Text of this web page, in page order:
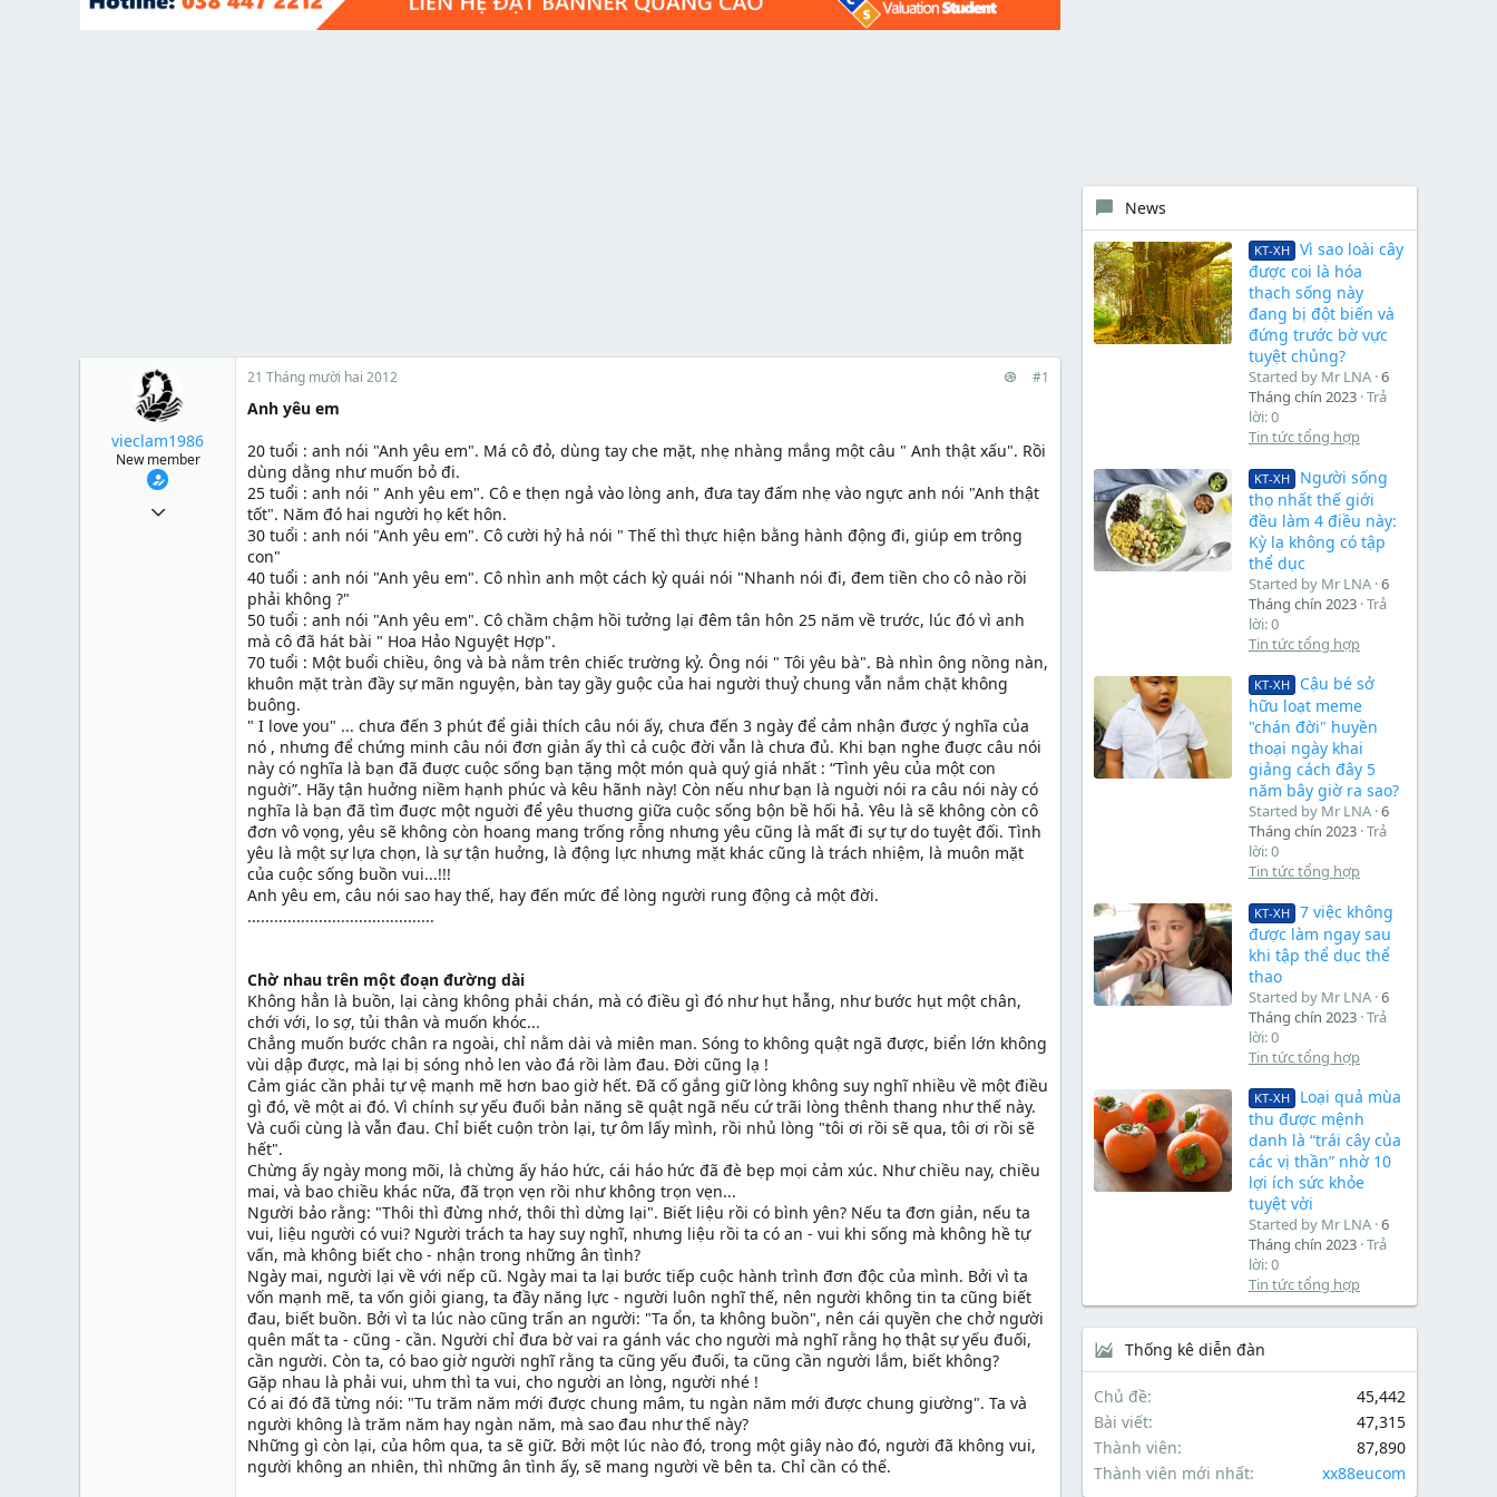
t
vieclam1986
New member
21 Tháng mười hai 2012 #1
Anh yêu em
20 tuổi : anh nói "Anh yêu em". Má cô đỏ, dùng tay che mặt, nhẹ nhàng mắng một câu " Anh thật xấu". Rồi
dùng dằng như muốn bỏ đi.
25 tuổi : anh nói " Anh yêu em". Cô e thẹn ngả vào lòng anh, đưa tay đấm nhẹ vào ngực anh nói "Anh thật
tốt". Năm đó hai người họ kết hôn.
30 tuổi : anh nói "Anh yêu em". Cô cười hỷ hả nói " Thế thì thực hiện bằng hành động đi, giúp em trông
con"
40 tuổi : anh nói "Anh yêu em". Cô nhìn anh một cách kỳ quái nói "Nhanh nói đi, đem tiền cho cô nào rồi
phải không ?"
50 tuổi : anh nói "Anh yêu em". Cô chầm chậm hồi tưởng lại đêm tân hôn 25 năm về trước, lúc đó vì anh
mà cô đã hát bài " Hoa Hảo Nguyệt Hợp".
70 tuổi : Một buổi chiều, ông và bà nằm trên chiếc trường kỷ. Ông nói " Tôi yêu bà". Bà nhìn ông nồng nàn,
khuôn mặt tràn đầy sự mãn nguyện, bàn tay gầy guộc của hai người thuỷ chung vẫn nắm chặt không
buông.
" I love you" ... chưa đến 3 phút để giải thích câu nói ấy, chưa đến 3 ngày để cảm nhận được ý nghĩa của
nó , nhưng để chứng minh câu nói đơn giản ấy thì cả cuộc đời vẫn là chưa đủ. Khi bạn nghe đuợc câu nói
này có nghĩa là bạn đã đuợc cuộc sống bạn tặng một món quà quý giá nhất : “Tình yêu của một con
nguời”. Hãy tận huởng niềm hạnh phúc và kêu hãnh này! Còn nếu như bạn là nguời nói ra câu nói này có
nghĩa là bạn đã tìm đuợc một nguời để yêu thuơng giữa cuộc sống bộn bề hối hả. Yêu là sẽ không còn cô
đơn vô vọng, yêu sẽ không còn hoang mang trống rỗng nhưng yêu cũng là mất đi sự tự do tuyệt đối. Tình
yêu là một sự lựa chọn, là sự tận huởng, là động lực nhưng mặt khác cũng là trách nhiệm, là muôn mặt
của cuộc sống buồn vui...!!!
Anh yêu em, câu nói sao hay thế, hay đến mức để lòng người rung động cả một đời.
..........................................
Chờ nhau trên một đoạn đường dài
Không hẳn là buồn, lại càng không phải chán, mà có điều gì đó như hụt hẫng, như bước hụt một chân,
chới với, lo sợ, tủi thân và muốn khóc...
Chẳng muốn bước chân ra ngoài, chỉ nằm dài và miên man. Sóng to không quật ngã được, biển lớn không
vùi dập được, mà lại bị sóng nhỏ len vào đá rồi làm đau. Đời cũng lạ !
Cảm giác cần phải tự vệ mạnh mẽ hơn bao giờ hết. Đã cố gắng giữ lòng không suy nghĩ nhiều về một điều
gì đó, về một ai đó. Vì chính sự yếu đuối bản năng sẽ quật ngã nếu cứ trãi lòng thênh thang như thế này.
Và cuối cùng là vẫn đau. Chỉ biết cuộn tròn lại, tự ôm lấy mình, rồi nhủ lòng "tôi ơi rồi sẽ qua, tôi ơi rồi sẽ
hết".
Chừng ấy ngày mong mõi, là chừng ấy háo hức, cái háo hức đã đè bẹp mọi cảm xúc. Như chiều nay, chiều
mai, và bao chiều khác nữa, đã trọn vẹn rồi như không trọn vẹn...
Người bảo rằng: "Thôi thì đừng nhớ, thôi thì dừng lại". Biết liệu rồi có bình yên? Nếu ta đơn giản, nếu ta
vui, liệu người có vui? Người trách ta hay suy nghĩ, nhưng liệu rồi ta có an - vui khi sống mà không hề tự
vấn, mà không biết cho - nhận trong những ân tình?
Ngày mai, người lại về với nếp cũ. Ngày mai ta lại bước tiếp cuộc hành trình đơn độc của mình. Bởi vì ta
vốn mạnh mẽ, ta vốn giỏi giang, ta đầy năng lực - người luôn nghĩ thế, nên người không tin ta cũng biết
đau, biết buồn. Bởi vì ta lúc nào cũng trấn an người: "Ta ổn, ta không buồn", nên cái quyền che chở người
quên mất ta - cũng - cần. Người chỉ đưa bờ vai ra gánh vác cho người mà nghĩ rằng họ thật sự yếu đuối,
cần người. Còn ta, có bao giờ người nghĩ rằng ta cũng yếu đuối, ta cũng cần người lắm, biết không?
Gặp nhau là phải vui, uhm thì ta vui, cho người an lòng, người nhé !
Có ai đó đã từng nói: "Tu trăm năm mới được chung mâm, tu ngàn năm mới được chung giường". Ta và
người không là trăm năm hay ngàn năm, mà sao đau như thế này?
Những gì còn lại, của hôm qua, ta sẽ giữ. Bởi một lúc nào đó, trong một giây nào đó, người đã không vui,
người không an nhiên, thì những ân tình ấy, sẽ mang người về bên ta. Chỉ cần có thế.
News
KT-XH
Vì sao loài cây
được coi là hóa
thạch sống này
đang bị đột biến và
đứng trước bờ vực
tuyệt chủng?
Started by Mr LNA 6
Tháng chín 2023 Trả
lời: 0
Tin tức tổng hợp
KT-XH
Người sống
thọ nhất thế giới
đều làm 4 điều này:
Kỳ lạ không có tập
thể dục
Started by Mr LNA 6
Tháng chín 2023 Trả
lời: 0
Tin tức tổng hợp
KT-XH
Cậu bé sở
hữu loạt meme
"chán đời" huyền
thoại ngày khai
giảng cách đây 5
năm bây giờ ra sao?
Started by Mr LNA 6
Tháng chín 2023 Trả
lời: 0
Tin tức tổng hợp
KT-XH
7 việc không
được làm ngay sau
khi tập thể dục thể
thao
Started by Mr LNA 6
Tháng chín 2023 Trả
lời: 0
Tin tức tổng hợp
KT-XH
Loại quả mùa
thu được mệnh
danh là “trái cây của
các vị thần” nhờ 10
lợi ích sức khỏe
tuyệt vời
Started by Mr LNA 6
Tháng chín 2023 Trả
lời: 0
Tin tức tổng hợp
Thống kê diễn đàn
Chủ đề
45,442
Bài viết
47,315
Thành viên
87,890
Thành viên mới nhất
xx88eucom